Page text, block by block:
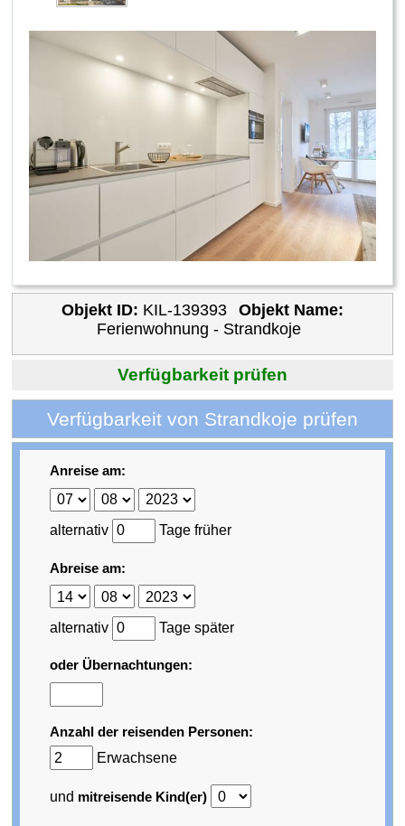
Objekt ID: KIL-139393
Objekt Name:
Ferienwohnung - Strandkoje
Verfügbarkeit prüfen
Verfügbarkeit von Strandkoje prüfen
Anreise am:
alternativ Tage früher
Abreise am:
alternativ Tage später
oder Übernachtungen:
Anzahl der reisenden Personen:
Erwachsene
und mitreisende Kind(er)